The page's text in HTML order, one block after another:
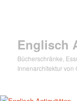
Englisch
Bücherschränke,
Innenarchitektur von